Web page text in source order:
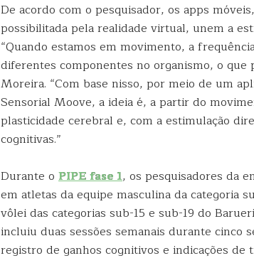
De acordo com o pesquisador, os apps
possibilitada pela realidade virtual, unem a
“Quando estamos em movimento, a
diferentes componentes no organismo, o
Moreira. “Com base nisso, por meio de um
Sensorial Moove, a ideia é, a partir do
plasticidade cerebral e, com a estimulação
cognitivas.”
Durante o PIPE fase 1, os pesquisadores da
em atletas da equipe masculina da categoria
vôlei das categorias sub-15 e sub-19 do
incluiu duas sessões semanais durante cinco
registro de ganhos cognitivos e indicações de